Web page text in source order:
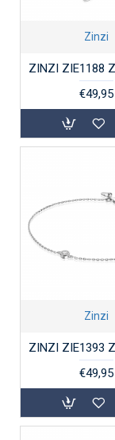
Zinzi
€49,95
Zinzi
€49,95